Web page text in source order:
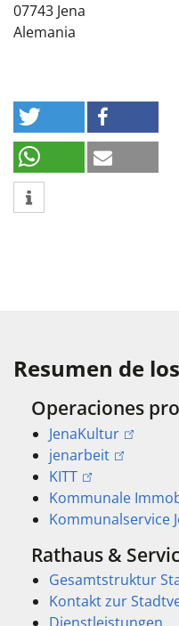
07743 Jena
Alemania
Resumen de
Operaciones
JenaKultur
jenarbeit
KITT
Kommunale
Kommunalservice
Rathaus &
Gesamtstruktur
Kontakt zur